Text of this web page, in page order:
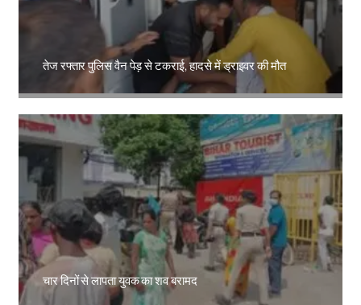
तेज रफ्तार पुलिस वैन पेड़ से टकराई, हादसे में ड्राइवर की मौत
चार दिनों से लापता युवक का शव बरामद